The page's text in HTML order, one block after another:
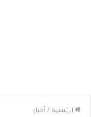
الرئيسية / أخبار